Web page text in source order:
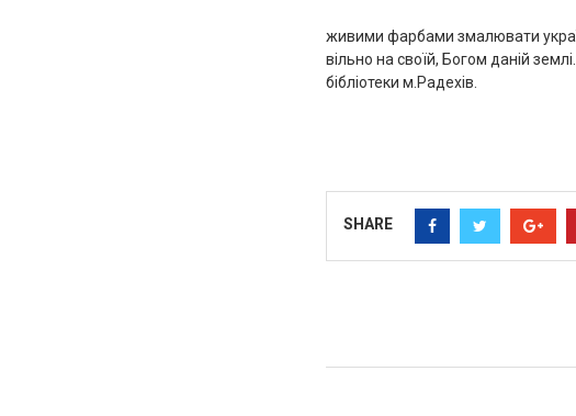
живими фарбами змалювати
вільно на своїй, Богом даній
бібліотеки м.Радехів.
Автор : Ірина
SHARE